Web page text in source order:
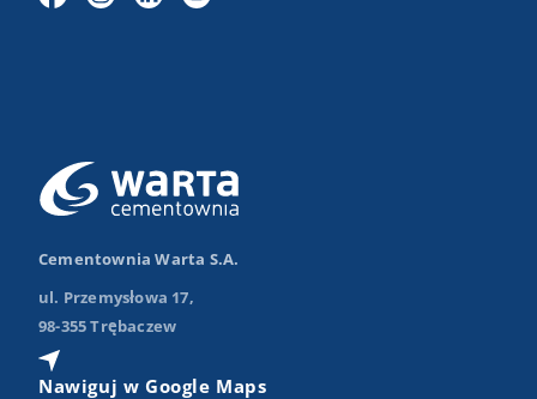
Cementownia Warta S.A.
ul. Przemysłowa 17,
98-355 Trębaczew
Nawiguj w Google Maps